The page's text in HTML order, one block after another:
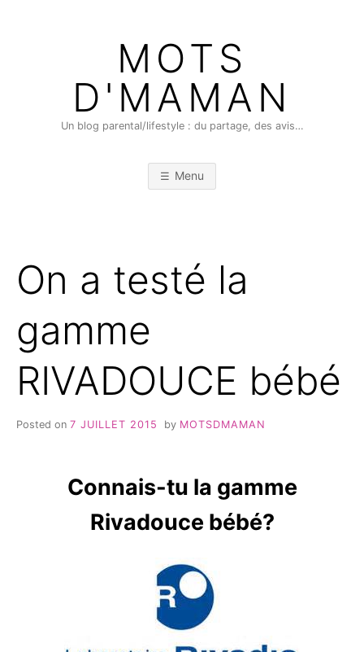
MOTS
D'MAMAN
Un blog parental/lifestyle : du partage, des avis…
Menu
On a testé la
gamme
RIVADOUCE bébé
Posted on 7 JUILLET 2015 by MOTSDMAMAN
Connais-tu la gamme
Rivadouce bébé?